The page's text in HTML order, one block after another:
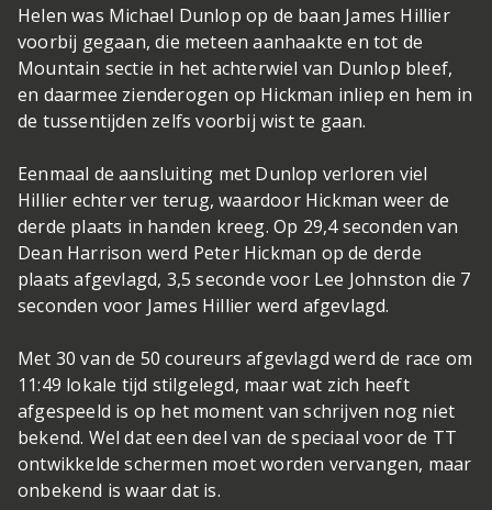
Helen was Michael Dunlop op de baan James Hillier
voorbij gegaan, die meteen aanhaakte en tot de
Mountain sectie in het achterwiel van Dunlop bleef,
en daarmee zienderogen op Hickman inliep en hem in
de tussentijden zelfs voorbij wist te gaan.
Eenmaal de aansluiting met Dunlop verloren viel
Hillier echter ver terug, waardoor Hickman weer de
derde plaats in handen kreeg. Op 29,4 seconden van
Dean Harrison werd Peter Hickman op de derde
plaats afgevlagd, 3,5 seconde voor Lee Johnston die 7
seconden voor James Hillier werd afgevlagd.
Met 30 van de 50 coureurs afgevlagd werd de race om
11:49 lokale tijd stilgelegd, maar wat zich heeft
afgespeeld is op het moment van schrijven nog niet
bekend. Wel dat een deel van de speciaal voor de TT
ontwikkelde schermen moet worden vervangen, maar
onbekend is waar dat is.